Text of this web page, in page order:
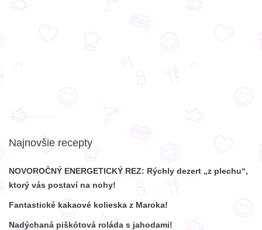
Najnovšie recepty
NOVOROČNÝ ENERGETICKÝ REZ: Rýchly dezert „z plechu“,
ktorý vás postaví na nohy!
Fantastické kakaové kolieska z Maroka!
Nadýchaná piškótová roláda s jahodami!